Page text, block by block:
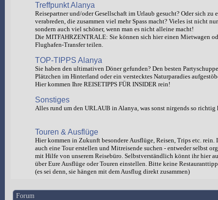
Treffpunkt Alanya
Reisepartner und/oder Gesellschaft im Urlaub gesucht? Oder sich zu
verabreden, die zusammen viel mehr Spass macht? Vieles ist nicht
sondern auch viel schöner, wenn man es nicht alleine macht!
Die MITFAHRZENTRALE: Sie können sich hier einen Mietwagen
Flughafen-Transfer teilen.
TOP-TIPPS Alanya
Sie haben den ultimativen Döner gefunden? Den besten
Plätzchen im Hinterland oder ein verstecktes Naturparadies
Hier kommen Ihre REISETIPPS FÜR INSIDER rein!
Sonstiges
Alles rund um den URLAUB in Alanya, was sonst nirgends so richtig
Touren & Ausflüge
Hier kommen in Zukunft besondere Ausflüge, Reisen, Trips etc. rein.
auch eine Tour erstellen und Mitreisende suchen - entweder selbst
mit Hilfe von unserem Reisebüro. Selbstverständlich könnt ihr hier
über Eure Ausflüge oder Touren einstellen. Bitte keine
(es sei denn, sie hängen mit dem Ausflug direkt zusammen)
Forum